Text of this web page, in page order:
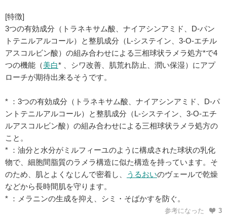
[特徴]
3つの有効成分（トラネキサム酸、ナイアシンアミド、D-パン
トテニルアルコール）と整肌成分（L-システイン、3-O-エチル
アスコルビン酸）の組み合わせによる三相球状ラメラ処方*で4
つの機能（美白* 、シワ改善、肌荒れ防止、潤い保湿）にアプ
ローチが期待出来るそうです。
* ：3つの有効成分（トラネキサム酸、ナイアシンアミド、D-パ
ントテニルアルコール）と整肌成分（L-システイン、3-O-エチ
ルアスコルビン酸）の組み合わせによる三相球状ラメラ処方の
こと。
* ：油分と水分がミルフィーユのように構成された球状の乳化
物で、細胞間脂質のラメラ構造に似た構造を持っています。そ
のため、肌とよくなじんで密着し、
うるおいのヴェールで乾燥
などから長時間肌を守ります。
* ：メラニンの生成を抑え、シミ・そばかすを防ぐ。
参考になった 3